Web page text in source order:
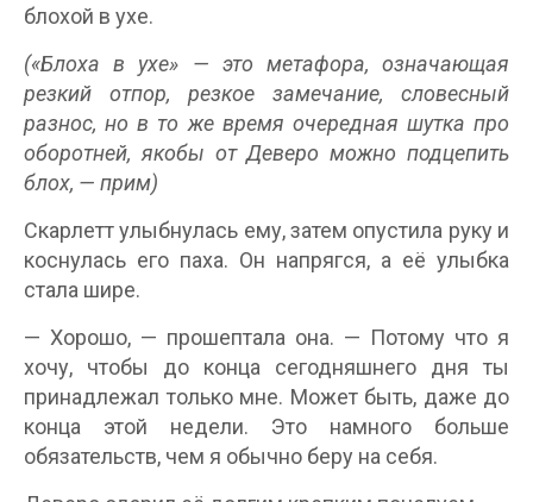
блохой в ухе.
(«Блоха в ухе» — это метафора, означающая
резкий отпор, резкое замечание, словесный
разнос, но в то же время очередная шутка про
оборотней, якобы от Деверо можно подцепить
блох, — прим)
Скарлетт улыбнулась ему, затем опустила руку и
коснулась его паха. Он напрягся, а её улыбка
стала шире.
— Хорошо, — прошептала она. — Потому что я
хочу, чтобы до конца сегодняшнего дня ты
принадлежал только мне. Может быть, даже до
конца этой недели. Это намного больше
обязательств, чем я обычно беру на себя.